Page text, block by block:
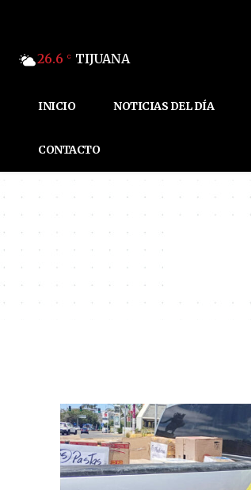
26.6 C TIJUANA
INICIO NOTICIAS DEL DÍA
CONTACTO